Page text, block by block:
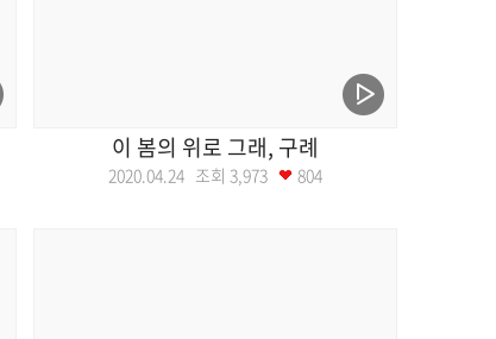
이 봄의 위로 그래, 구례
2020.04.24 조회 3,973 804